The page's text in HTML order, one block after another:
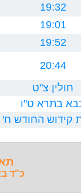
19:32
19:01
19:52
20:44
חולין צ"ט
בתרא ט"ו
קידוש החודש ח'
כ"ד באב